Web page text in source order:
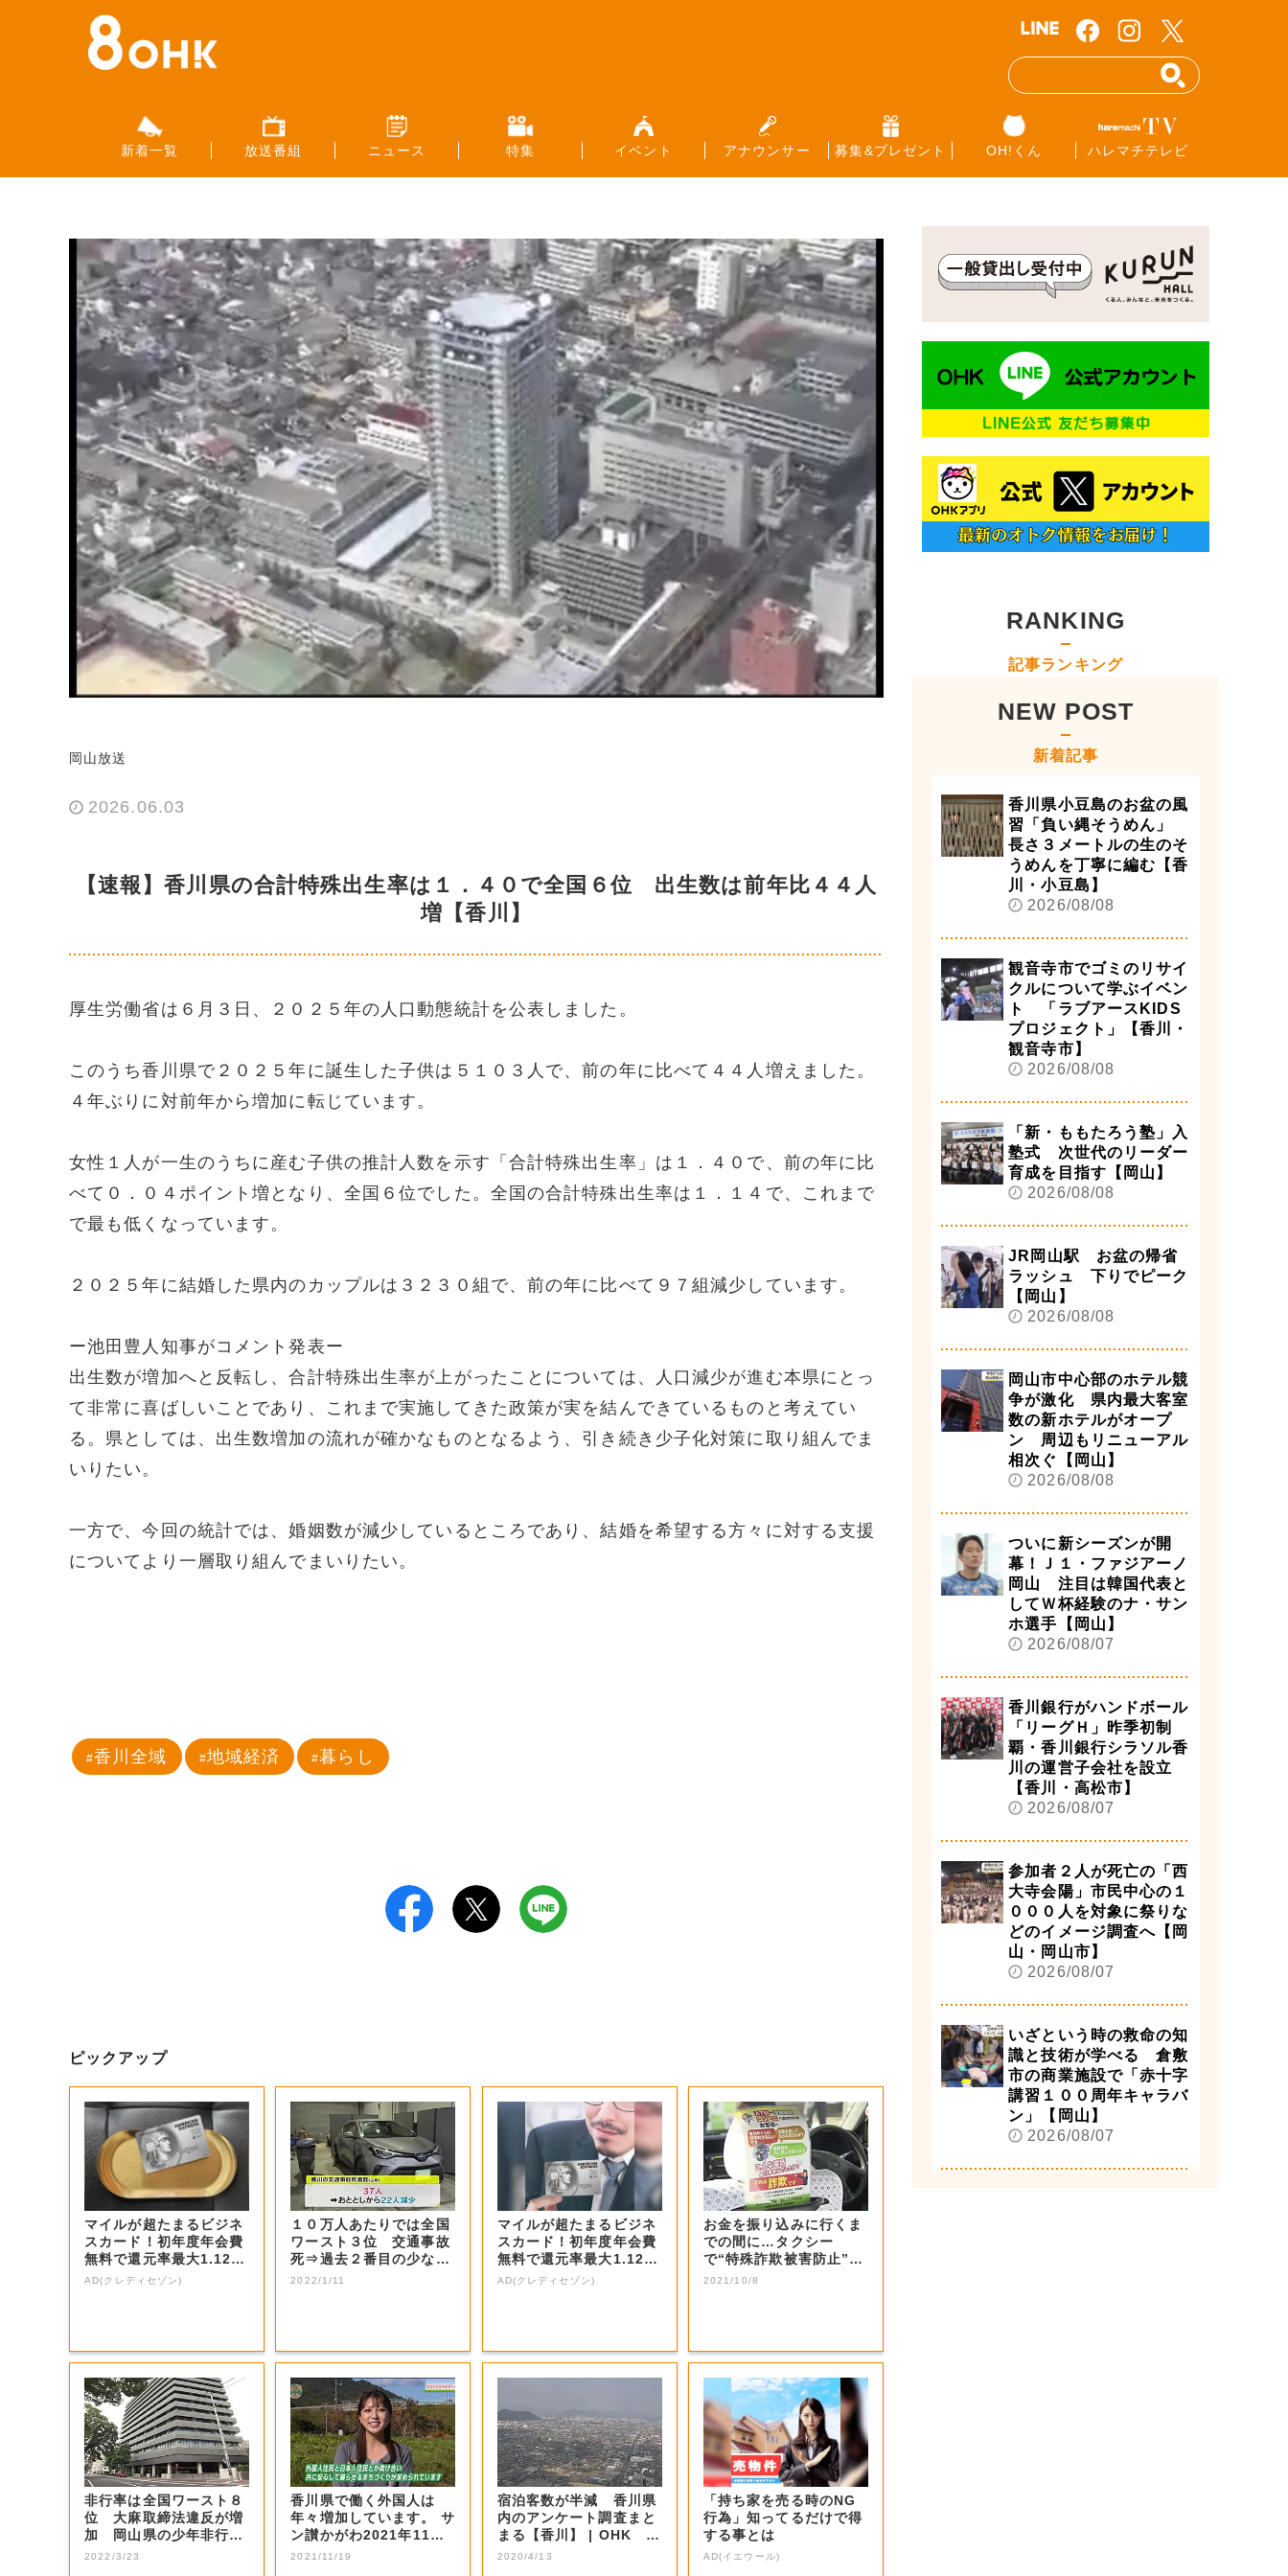
新着一覧 放送番組 ニュース 特集 イベント アナウンサー 募集&プレゼント OH!くん ハレマチテレビ
岡山放送
2026.06.03
【速報】香川県の合計特殊出生率は１．４０で全国６位 出生数は前年比４４人
増【香川】
厚生労働省は６月３日、２０２５年の人口動態統計を公表しました。
このうち香川県で２０２５年に誕生した子供は５１０３人で、前の年に比べて４４人増えました。
４年ぶりに対前年から増加に転じています。
女性１人が一生のうちに産む子供の推計人数を示す「合計特殊出生率」は１．４０で、前の年に比
べて０．０４ポイント増となり、全国６位でした。全国の合計特殊出生率は１．１４で、これまで
で最も低くなっています。
２０２５年に結婚した県内のカップルは３２３０組で、前の年に比べて９７組減少しています。
ー池田豊人知事がコメント発表ー
出生数が増加へと反転し、合計特殊出生率が上がったことについては、人口減少が進む本県にとっ
て非常に喜ばしいことであり、これまで実施してきた政策が実を結んできているものと考えてい
る。県としては、出生数増加の流れが確かなものとなるよう、引き続き少子化対策に取り組んでま
いりたい。
一方で、今回の統計では、婚姻数が減少しているところであり、結婚を希望する方々に対する支援
についてより一層取り組んでまいりたい。
香川全域 地域経済 暮らし
ピックアップ
マイルが超たまるビジネ
スカード！初年度年会費
無料で還元率最大1.12
5%
AD(クレディセゾン)
１０万人あたりでは全国
ワースト３位 交通事故
死⇒過去２番目の少なさ
まで減少も… ...
2022/1/11
マイルが超たまるビジネ
スカード！初年度年会費
無料で還元率最大1.12
5%
AD(クレディセゾン)
お金を振り込みに行くま
での間に…タクシー
で“特殊詐欺被害防止”呼
びかけ【香川・東...
2021/10/8
非行率は全国ワースト８
位 大麻取締法違反が増
加 岡山県の少年非行
【岡山】
2022/3/23
香川県で働く外国人は
年々増加しています。 サ
ン讃かがわ2021年11月1
8日放...
2021/11/19
宿泊客数が半減 香川県
内のアンケート調査まと
まる【香川】 | OHK 岡
山放送
2020/4/13
「持ち家を売る時のNG
行為」知ってるだけで得
する事とは
AD(イエウール)
RANKING
記事ランキング
NEW POST
新着記事
香川県小豆島のお盆の風
習「負い縄そうめん」
長さ３メートルの生のそ
うめんを丁寧に編む【香
川・小豆島】
2026/08/08
観音寺市でゴミのリサイ
クルについて学ぶイベン
ト 「ラブアースKIDS
プロジェクト」【香川・
観音寺市】
2026/08/08
「新・ももたろう塾」入
塾式 次世代のリーダー
育成を目指す【岡山】
2026/08/08
JR岡山駅 お盆の帰省
ラッシュ 下りでピーク
【岡山】
2026/08/08
岡山市中心部のホテル競
争が激化 県内最大客室
数の新ホテルがオープ
ン 周辺もリニューアル
相次ぐ【岡山】
2026/08/08
ついに新シーズンが開
幕！Ｊ１・ファジアーノ
岡山 注目は韓国代表と
してＷ杯経験のナ・サン
ホ選手【岡山】
2026/08/07
香川銀行がハンドボール
「リーグＨ」昨季初制
覇・香川銀行シラソル香
川の運営子会社を設立
【香川・高松市】
2026/08/07
参加者２人が死亡の「西
大寺会陽」市民中心の１
０００人を対象に祭りな
どのイメージ調査へ【岡
山・岡山市】
2026/08/07
いざという時の救命の知
識と技術が学べる 倉敷
市の商業施設で「赤十字
講習１００周年キャラバ
ン」【岡山】
2026/08/07